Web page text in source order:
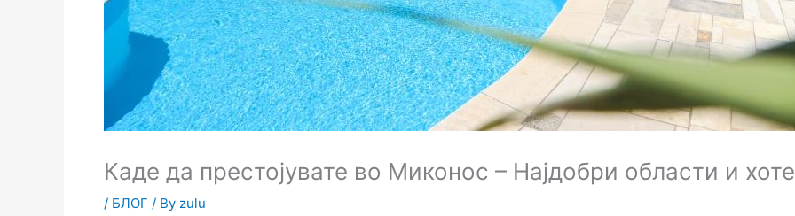
Каде да престојувате во Миконос – Најдобри области и
/ БЛОГ / By zulu